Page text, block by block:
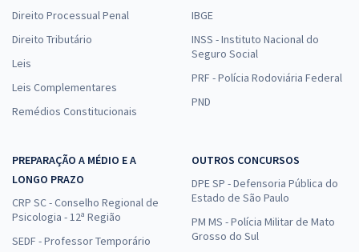
Direito Processual Penal
Direito Tributário
Leis
Leis Complementares
Remédios Constitucionais
IBGE
INSS - Instituto Nacional do
Seguro Social
PRF - Polícia Rodoviária Federal
PND
PREPARAÇÃO A MÉDIO E A
LONGO PRAZO
CRP SC - Conselho Regional de
Psicologia - 12ª Região
SEDF - Professor Temporário
OUTROS CONCURSOS
DPE SP - Defensoria Pública do
Estado de São Paulo
PM MS - Polícia Militar de Mato
Grosso do Sul